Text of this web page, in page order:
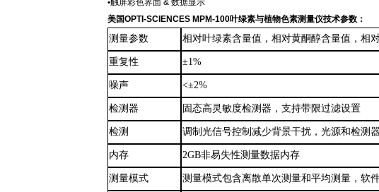
•触屏彩色界面 & 数据显示
美国OPTI-SCIENCES MPM-100叶绿素与植物色素测量仪技术参数：
测量参数 相对叶绿素含量值，相对黄酮醇含量值，相
重复性 ±1%
噪声 <±2%
检测器 固态高灵敏度检测器 ，支持带限过滤设置
检测 调制光信号控制减少背景干扰 ，光源和检测
内存 2GB非易失性测量数据内存
测量模式 测量模式包含离散单次测量和平均测量 ，软